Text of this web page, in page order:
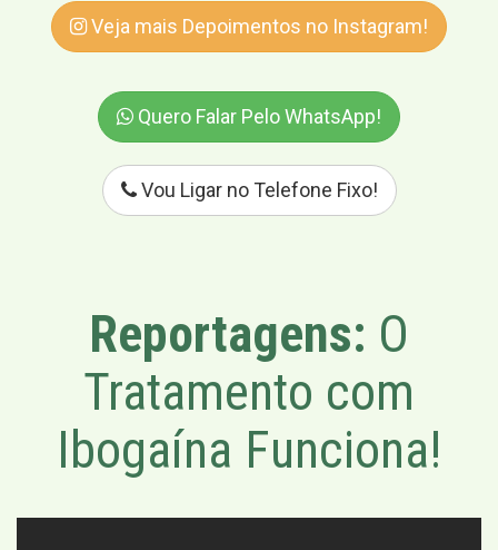
Veja mais Depoimentos no Instagram!
Quero Falar Pelo WhatsApp!
Vou Ligar no Telefone Fixo!
Reportagens: O
Tratamento com
Ibogaína Funciona!